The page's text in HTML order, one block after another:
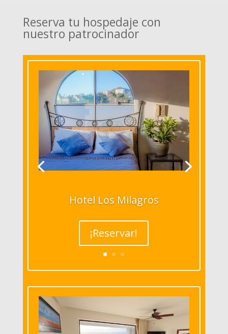
Reserva tu hospedaje con
nuestro patrocinador
Hotel Los Milagros
¡Reservar!